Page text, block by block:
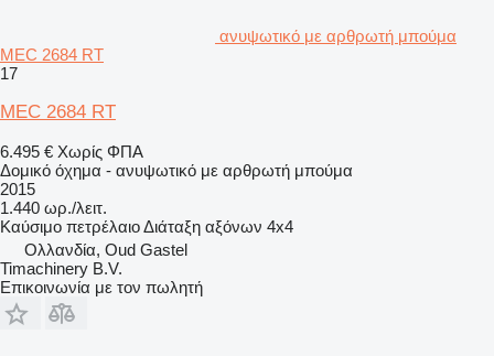
ανυψωτικό με αρθρωτή μπούμα
MEC 2684 RT
17
MEC 2684 RT
6.495 € Χωρίς ΦΠΑ
Δομικό όχημα - ανυψωτικό με αρθρωτή μπούμα
2015
1.440 ωρ./λειτ.
Καύσιμο πετρέλαιοΔιάταξη αξόνων 4x4
Ολλανδία, Oud Gastel
Timachinery B.V.
Επικοινωνία με τον πωλητή